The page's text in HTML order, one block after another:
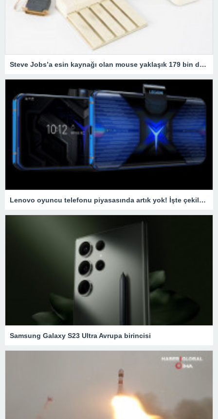
Steve Jobs’a esin kaynağı olan mouse yaklaşık 179 bin dolara satıldı
Lenovo oyuncu telefonu piyasasında artık yok! İşte çekilme nedeni
Samsung Galaxy S23 Ultra Avrupa birincisi